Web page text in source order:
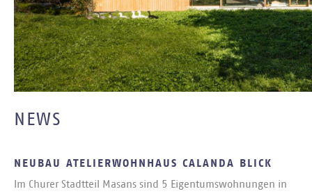
NEWS
NEUBAU ATELIERWOHNHAUS CALANDA BLICK
Im Chu­rer Stadt­teil Mas­ans sind 5 Ei­gen­tums­woh­nun­gen in